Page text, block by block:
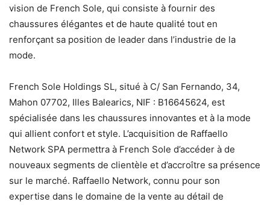
vision de French Sole, qui consiste à fournir des
chaussures élégantes et de haute qualité tout en
renforçant sa position de leader dans l’industrie de la
mode.
French Sole Holdings SL, situé à C/ San Fernando, 34,
Mahon 07702, Illes Balearics, NIF : B16645624, est
spécialisée dans les chaussures innovantes et à la mode
qui allient confort et style. L’acquisition de Raffaello
Network SPA permettra à French Sole d’accéder à de
nouveaux segments de clientèle et d’accroître sa présence
sur le marché. Raffaello Network, connu pour son
expertise dans le domaine de la vente au détail de